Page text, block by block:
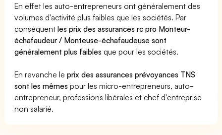
En effet les auto-entrepreneurs ont généralement des
volumes d'activité plus faibles que les sociétés. Par
conséquentles prix des assurances rc pro Monteur-
échafaudeur / Monteuse-échafaudeuse sont
généralement plus faibles que pour les sociétés.
En revanche leprix des assurances prévoyances TNS
sont les mêmes pour les micro-entrepreneurs, auto-
entrepreneur, professions libérales et chef d'entreprise
non salarié.